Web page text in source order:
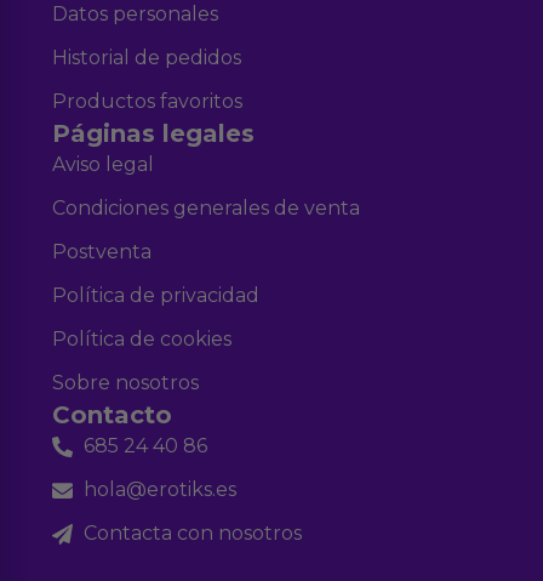
Datos personales
Historial de pedidos
Productos favoritos
Páginas legales
Aviso legal
Condiciones generales de venta
Postventa
Política de privacidad
Política de cookies
Sobre nosotros
Contacto
685 24 40 86
hola@erotiks.es
Contacta con nosotros